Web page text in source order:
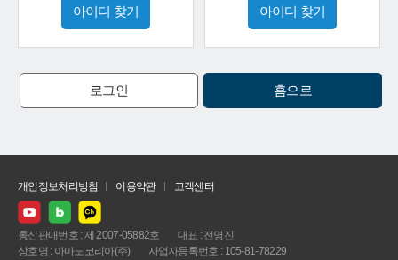
아이디 찾기 아이디 찾기
로그인 홈으로
개인정보처리방침 이용약관 고객센터
통신판매번호 : 제 2007-05882호
대표 : 전명진
상호명 : 아마노코리아(주)
사업자등록번호 : 105-81-78229